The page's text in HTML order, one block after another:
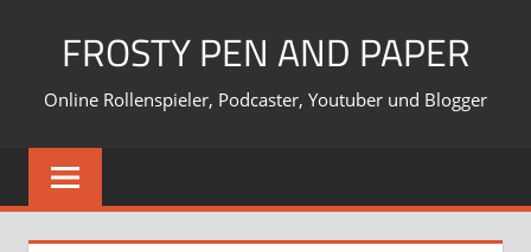
FROSTY PEN AND PAPER
Online Rollenspieler, Podcaster, Youtuber und Blogger